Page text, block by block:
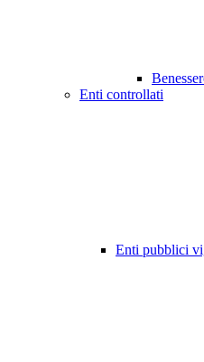
Enti controllati
Enti pubblici